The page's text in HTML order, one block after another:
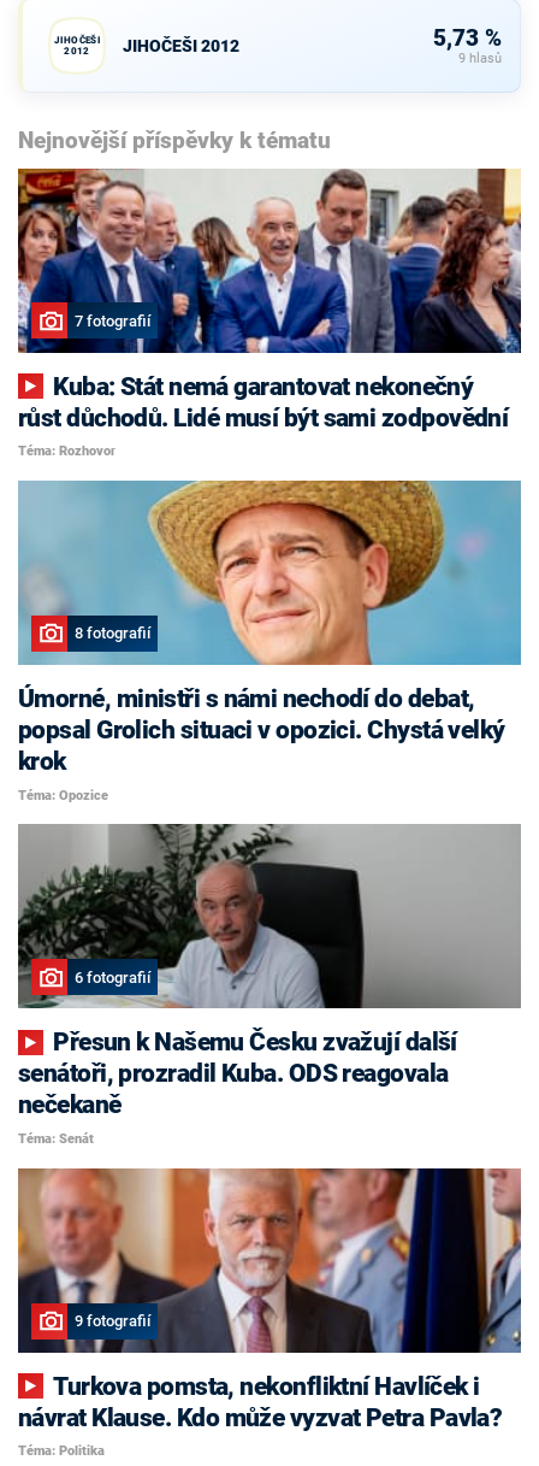
JIHOČEŠI
2012
JIHOČEŠI 2012 5,73 %
9 hlasů
Nejnovější příspěvky k tématu
7 fotografií
růst důchodů. Lidé musí být sami zodpovědní
Téma: Rozhovor
8 fotografií
Úmorné, ministři s námi nechodí do debat,
popsal Grolich situaci v opozici. Chystá velký
krok
Téma: Opozice
6 fotografií
senátoři, prozradil Kuba. ODS reagovala
nečekaně
Téma: Senát
9 fotografií
Turkova pomsta, nekonfliktní Havlíček i
návrat Klause. Kdo může vyzvat Petra Pavla?
Téma: Politika